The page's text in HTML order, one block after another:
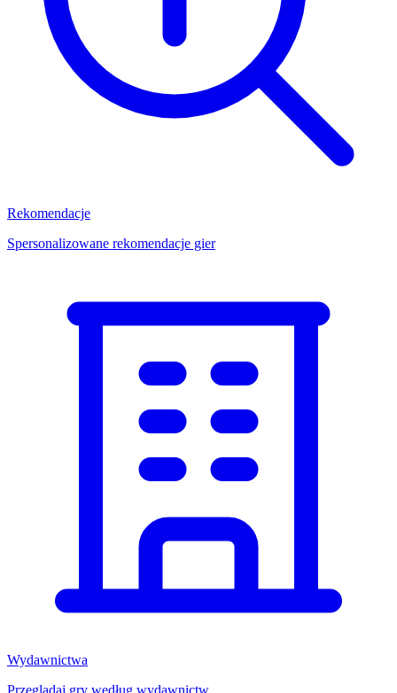
Rekomendacje
Spersonalizowane rekomendacje gier
Wydawnictwa
Przeglądaj gry według wydawnictw